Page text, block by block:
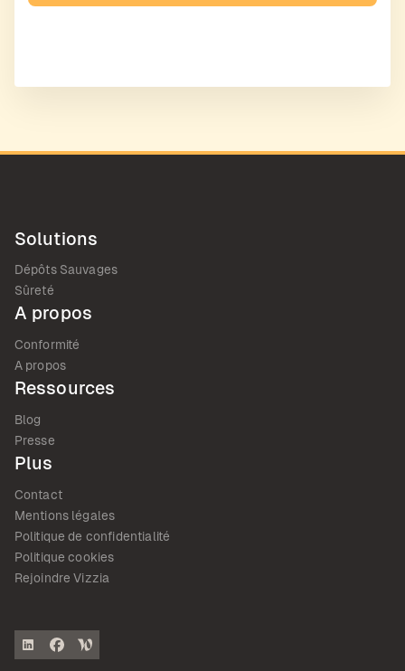
Solutions
Dépôts Sauvages
Sûreté
A propos
Conformité
A propos
Ressources
Blog
Presse
Plus
Contact
Mentions légales
Politique de confidentialité
Politique cookies
Rejoindre Vizzia